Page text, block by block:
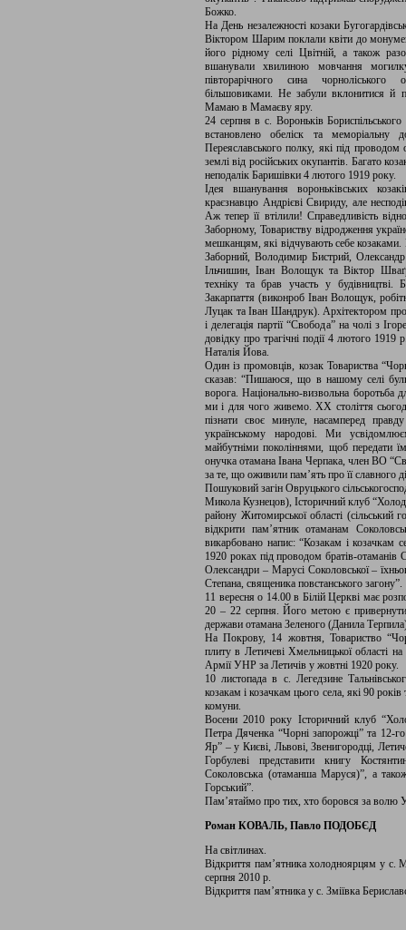
Божко.
На День незалежності козаки
Віктором Шарим поклали квіти до
його рідному селі Цвітній, а також
вшанували хвилиною мовчання
півторарічного сина
більшовиками. Не забули вклонитися й
Мамаю в Мамаєву яру.
24 серпня в с. Вороньків
встановлено обеліск та меморіальну
Переяславського полку, які під
землі від російських окупантів. Багато
неподалік Баришівки 4 лютого 1919 року.
Ідея вшанування вороньківських
краєзнавцю Андрієві Свириду, але
Аж тепер її втілили! Справедливість
Заборному, Товариству відродження
мешканцям, які відчувають себе
Заборний, Володимир Бистрий,
Ільчишин, Іван Волощук та Віктор
техніку та брав участь у будівництві.
Закарпаття (виконроб Іван Волощук,
Луцак та Іван Шандрук). Архітектором
і делегація партії “Свобода” на чолі з
довідку про трагічні події 4 лютого 1919
Наталія Йова.
Один із промовців, козак Товариства
сказав: “Пишаюся, що в нашому селі
ворога. Національно-визвольна боротьба
ми і для чого живемо. ХХ століття
пізнати своє минуле, насамперед
українському народові. Ми
майбутніми поколіннями, щоб передати
онучка отамана Івана Черпака, член ВО
за те, що оживили пам’ять про її славного
Пошуковий загін Овруцького
Микола Кузнецов), Історичний клуб
району Житомирської області (сільський
відкрити пам’ятник отаманам
викарбовано напис: “Козакам і козачкам
1920 роках під проводом братів-отаманів
Олександри – Марусі Соколовської –
Степана, священика повстанського загону”.
11 вересня о 14.00 в Білій Церкві має
20 – 22 серпня. Його метою є привернути
держави отамана Зеленого (Данила
На Покрову, 14 жовтня, Товариство
плиту в Летичеві Хмельницької області
Армії УНР за Летичів у жовтні 1920 року.
10 листопада в с. Легедзине
козакам і козачкам цього села, які 90
комуни.
Восени 2010 року Історичний клуб
Петра Дяченка “Чорні запорожці” та 12-
Яр” – у Києві, Львові, Звенигородці,
Горбулеві представити книгу
Соколовська (отаманша Маруся)”, а
Горський”.
Пам’ятаймо про тих, хто боровся за волю
Роман КОВАЛЬ, Павло ПОДОБЄД
На світлинах.
Відкриття пам’ятника холодноярцям у с.
серпня 2010 р.
Відкриття пам’ятника у с. Зміївка